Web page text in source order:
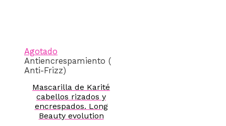
Agotado
Antiencrespamiento (
Anti-Frizz)
Mascarilla de Karité
cabellos rizados y
encrespados. Long
Beauty evolution